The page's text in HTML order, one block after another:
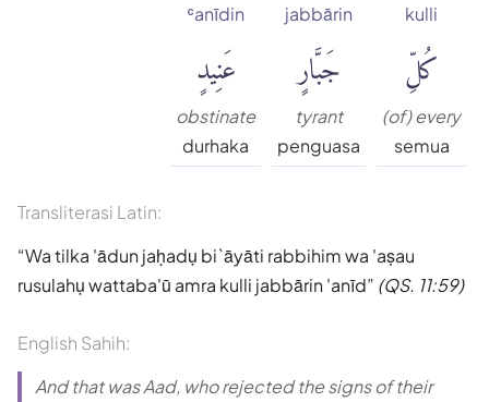
kulli
كُلِّ
(of) every
semua
jabbārin
جَبَّارٍ
tyrant
penguasa
ʿanīdin
عَنِيدٍ
obstinate
durhaka
Transliterasi Latin:
Wa tilka 'ādun jaḥadụ bi`āyāti rabbihim wa 'aṣau
rusulahụ wattaba'ū amra kulli jabbārin 'anīd (QS. 11:59)
English Sahih:
And that was Aad, who rejected the signs of their